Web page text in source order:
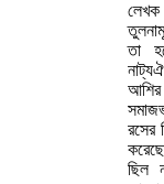
লেখক
তা
আশির
রসের
ছিল